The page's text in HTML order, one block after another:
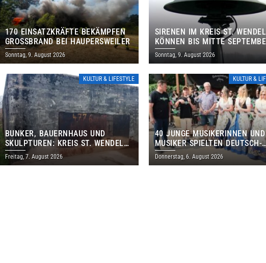
170 EINSATZKRÄFTE BEKÄMPFEN
GROSSBRAND BEI HAUPERSWEILER
Sonntag, 9. August 2026
SIRENEN IM KREIS ST. WENDEL
KÖNNEN BIS MITTE
AUSSERPLANMÄSSIG HEULEN
Sonntag, 9. August 2026
KULTUR & LIFESTYLE
BUNKER, BAUERNHAUS UND
SKULPTUREN: KREIS ST. WENDEL
LÄDT ZUM TAG DES OFFENEN
DENKMALS EIN
Freitag, 7. August 2026
KULTUR &
40 JUNGE MUSIKERINNEN UND
MUSIKER SPIELTEN DEUTSCH-
BRASILIANISCHES
THOLEY
Donnerstag, 6. August 2026